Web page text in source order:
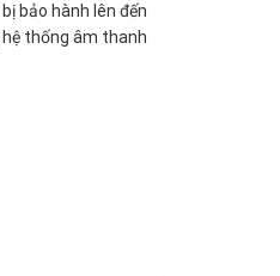
bảo hành lên đến
thống âm thanh